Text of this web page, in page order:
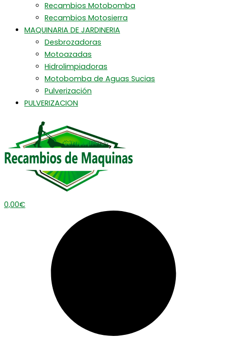
Recambios Motobomba
Recambios Motosierra
MAQUINARIA DE JARDINERIA
Desbrozadoras
Motoazadas
Hidrolimpiadoras
Motobomba de Aguas Sucias
Pulverización
PULVERIZACION
0,00€